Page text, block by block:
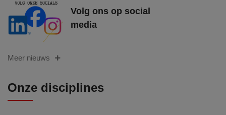
Volg ons op social
media
Meer nieuws
Onze disciplines